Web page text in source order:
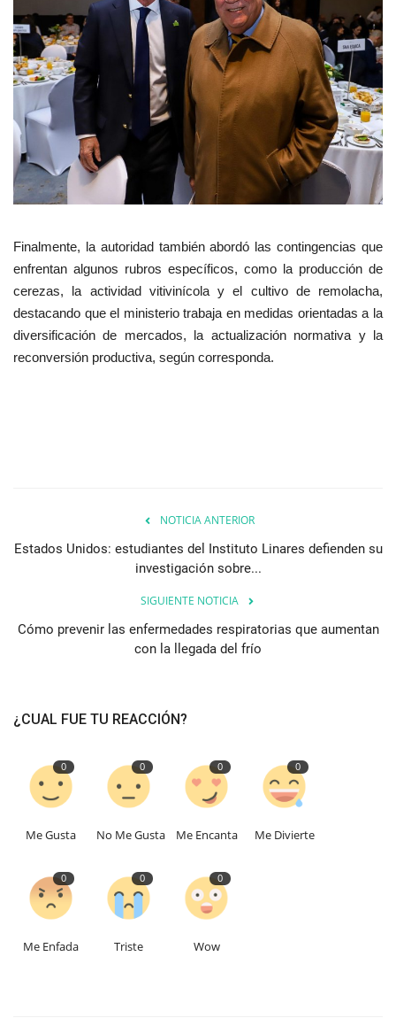
Finalmente, la autoridad también abordó las contingencias que
enfrentan algunos rubros específicos, como la producción de
cerezas, la actividad vitivinícola y el cultivo de remolacha,
destacando que el ministerio trabaja en medidas orientadas a la
diversificación de mercados, la actualización normativa y la
reconversión productiva, según corresponda.
NOTICIA ANTERIOR
Estados Unidos: estudiantes del Instituto Linares defienden su
investigación sobre...
SIGUIENTE NOTICIA
Cómo prevenir las enfermedades respiratorias que aumentan
con la llegada del frío
¿CUAL FUE TU REACCIÓN?
0
Me Gusta
0
No Me Gusta
0
Me Encanta
0
Me Divierte
0
Me Enfada
0
Triste
0
Wow